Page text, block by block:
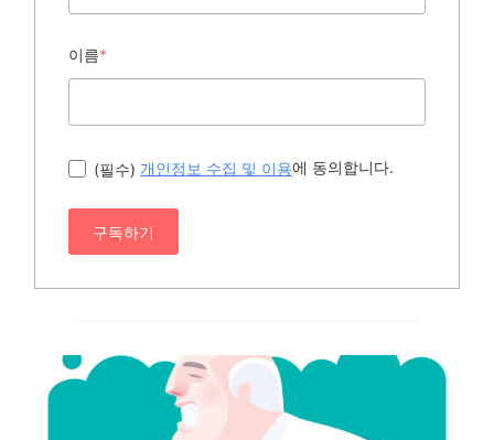
이름*
(필수) 개인정보 수집 및 이용에 동의합니다.
구독하기